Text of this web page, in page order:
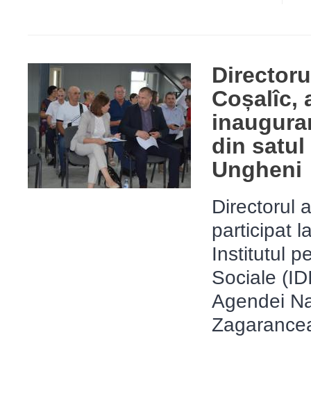
Coșalîc,
din satul
Ungheni
Directorul
participat
Institutul
Sociale
Agendei